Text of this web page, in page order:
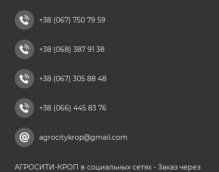
+38 (067) 750 79 59
+38 (068) 387 91 38
+38 (067) 305 88 48
+38 (066) 445 83 76
agrocitykrop@gmail.com
АГРОСИТИ-КРОП в социальных сетях - Заказ через